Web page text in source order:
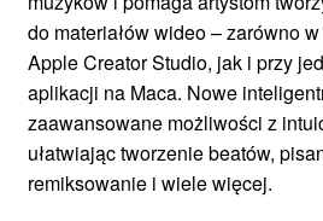
do materiałów wideo – zarówno
Apple Creator Studio, jak i przy
aplikacji na Maca. Nowe
zaawansowane możliwości z
ułatwiając tworzenie beatów,
remiksowanie i wiele więcej.